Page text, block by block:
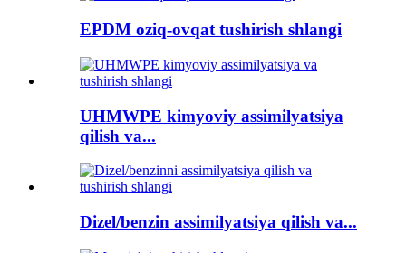
EPDM oziq-ovqat tushirish shlangi
UHMWPE kimyoviy assimilyatsiya
qilish va...
Dizel/benzin assimilyatsiya qilish va...